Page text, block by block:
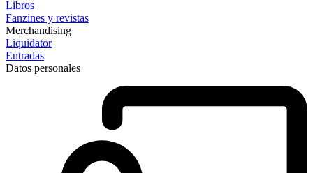
Libros
Fanzines y revistas
Merchandising
Liquidator
Entradas
Datos personales